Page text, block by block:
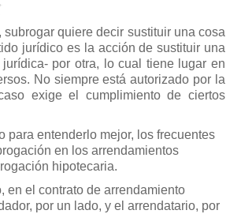
Propiedad Horizontal
de Junta de Propietarios
Junta de Propietarios
comunicaciones
la Comunidad de Propietarios
subrogar quiere decir sustituir una cosa
jurídico es la acción de sustituir una
por otra, lo cual tiene lugar en
No siempre está autorizado por la
exige el cumplimiento de ciertos
para entenderlo mejor, los frecuentes
en los arrendamientos
hipotecaria.
en el contrato de arrendamiento
por un lado, y el arrendatario, por